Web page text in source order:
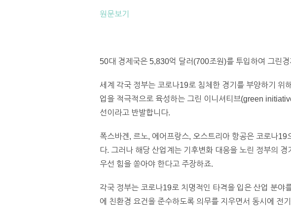
원문보기
50대 경제국은 5,830억 달러(700조원)를 투입하여 그린
세계 각국 정부는 코로나19로 침체한 경기를 부양하기 위
업을 적극적으로 육성하는 그린 이니셔티브(green
선이라고 반발합니다.
폭스바겐, 르노, 에어프랑스, 오스트리아 항공은 코로나
다. 그러나 해당 산업계는 기후변화 대응을 노린 정부의
우선 힘을 쏟아야 한다고 주장하죠.
각국 정부는 코로나19로 치명적인 타격을 입은 산업 분야
에 친환경 요건을 준수하도록 의무를 지우면서 동시에 전